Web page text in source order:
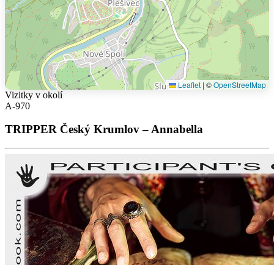
Leaflet | ©OpenStreetMap
Vizitky v okolí
A-970
TRIPPER Český Krumlov – Annabella